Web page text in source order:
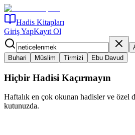
Hadis Kitapları
Giriş YapKayıt Ol
Buhari
Müslim Tirmizi Ebu Davud
Hiçbir Hadisi Kaçırmayın
Haftalık en çok okunan hadisler ve özel
kutunuzda.